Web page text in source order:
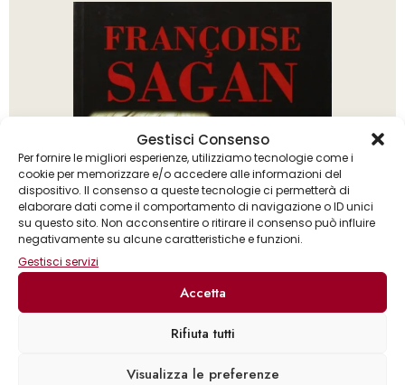
Gestisci Consenso
Per fornire le migliori esperienze, utilizziamo tecnologie come i
cookie per memorizzare e/o accedere alle informazioni del
dispositivo. Il consenso a queste tecnologie ci permetterà di
elaborare dati come il comportamento di navigazione o ID unici
su questo sito. Non acconsentire o ritirare il consenso può influire
negativamente su alcune caratteristiche e funzioni.
Gestisci servizi
Accetta
Rifiuta tutti
Visualizza le preferenze
Françoise Sagan